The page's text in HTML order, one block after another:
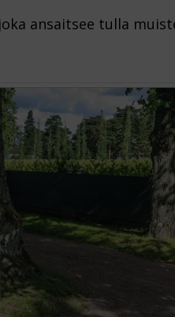
ansaitsee tulla